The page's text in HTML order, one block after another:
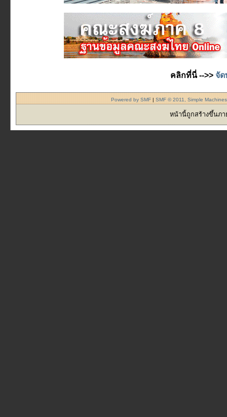
คลิกที่นี่ -->>จัด
Powered by SMF |SMF © 2011, Simple Machines
หน้านี้ถูกสร้างขึ้นภา